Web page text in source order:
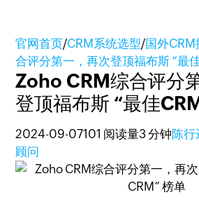
官网首页/CRM系统选型/国外CRM
合评分第一，再次登顶福布斯 “最
Zoho CRM综合评分
登顶福布斯 “最佳
2024-09-07101 阅读量3 分钟陈行
顾问